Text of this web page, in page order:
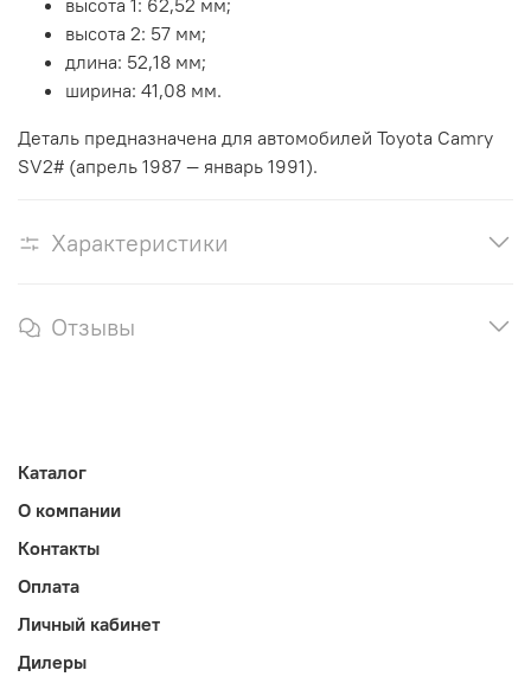
высота 1: 62,52 мм;
высота 2: 57 мм;
длина: 52,18 мм;
ширина: 41,08 мм.
Деталь предназначена для автомобилей Toyota Camry
SV2# (апрель 1987 — январь 1991).
Характеристики
Отзывы
Каталог
О компании
Контакты
Оплата
Личный кабинет
Дилеры